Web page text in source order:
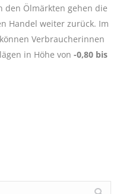
den Ölmärkten gehen die
Handel weiter zurück. Im
Verbraucherinnen
in Höhe von -0,80 bis